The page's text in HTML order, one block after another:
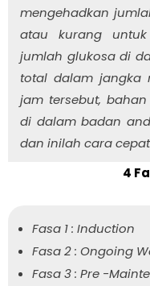
mengehadkan
atau kurang
jumlah glukosa di
total dalam jangka
jam tersebut,
di dalam badan
dan inilah cara
4
Fasa 1 : Induction
Fasa 2 : Ongoing
Fasa 3 : Pre -